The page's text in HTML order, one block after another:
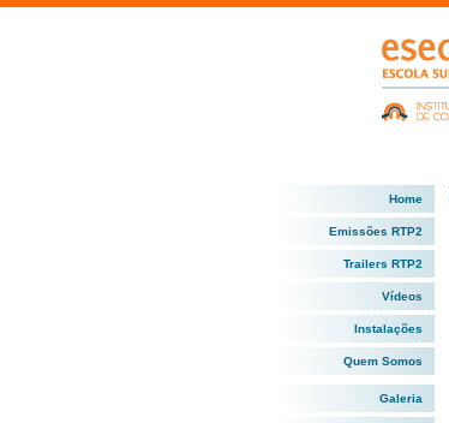
Home
Emissões RTP2
Trailers RTP2
Vídeos
Instalações
Quem Somos
Galeria